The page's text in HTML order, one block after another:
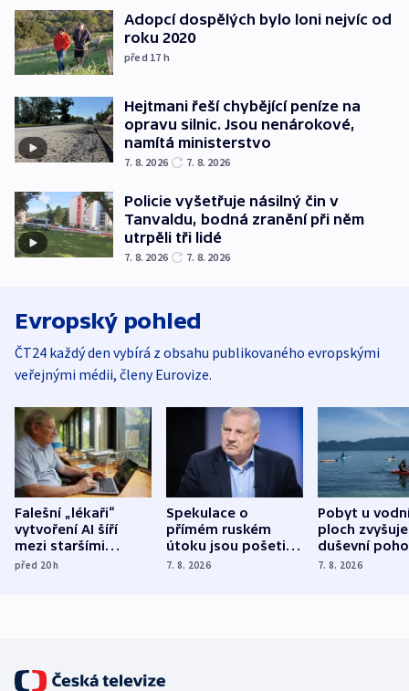
Adopcí dospělých bylo loni nejvíc od
roku 2020
před 17 h
Hejtmani řeší chybějící peníze na
opravu silnic. Jsou nenárokové,
namítá ministerstvo
7. 8. 2026 7. 8. 2026
Policie vyšetřuje násilný čin v
Tanvaldu, bodná zranění při něm
utrpěli tři lidé
7. 8. 2026 7. 8. 2026
Evropský pohled
ČT24 každý den vybírá z obsahu publikovaného evropskými
veřejnými médii, členy Eurovize.
Falešní „lékaři“
vytvoření AI šíří
mezi staršími
Poláky nebezpečné
před 20h
Spekulace o
přímém ruském
útoku jsou pošetilé,
míní estonský
7. 8. 2026
Pobyt u
ploch zvyšuje
duševní
ukázala
7. 8. 2026